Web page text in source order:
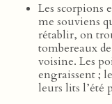
Les scorpions
me souviens
rétablir, on
tombereaux
voisine. Les
engraissent ;
leurs lits l’été